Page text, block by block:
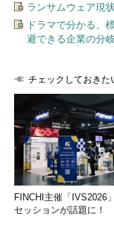
ランサムウェア現
ドラマで分かる、
避できる企業の分
チェックしておきた
FINCHI主催「IVS2026
セッションが話題に！